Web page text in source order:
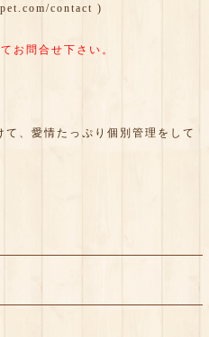
contact )
お問合せ下さい。
、愛情たっぷり個別管理をして